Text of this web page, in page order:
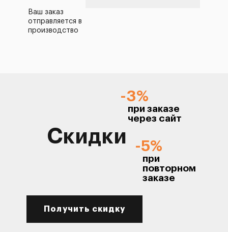
Ваш заказ
отправляется в
производство
Скидки
-3%
при заказе
через сайт
-5%
при
повторном
заказе
Получить скидку